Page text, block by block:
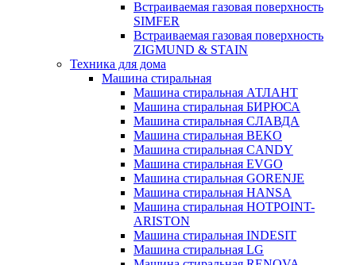
Встраиваемая газовая поверхность
SIMFER
Встраиваемая газовая поверхность
ZIGMUND & STAIN
Техника для дома
Машина стиральная
Машина стиральная АТЛАНТ
Машина стиральная БИРЮСА
Машина стиральная СЛАВДА
Машина стиральная BEKO
Машина стиральная CANDY
Машина стиральная EVGO
Машина стиральная GORENJE
Машина стиральная HANSA
Машина стиральная HOTPOINT-
ARISTON
Машина стиральная INDESIT
Машина стиральная LG